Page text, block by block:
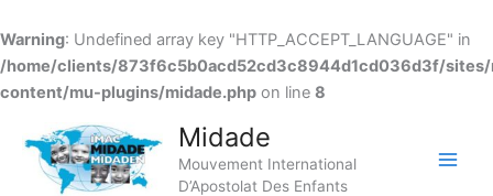
Warning: Undefined array key "HTTP_ACCEPT_LANGUAGE" in
/home/clients/873f6c5b0acd52cd3c8944d1cd036d3f/sites/
content/mu-plugins/midade.php on line 8
contenu
Midade
Mouvement International
D’Apostolat Des Enfants